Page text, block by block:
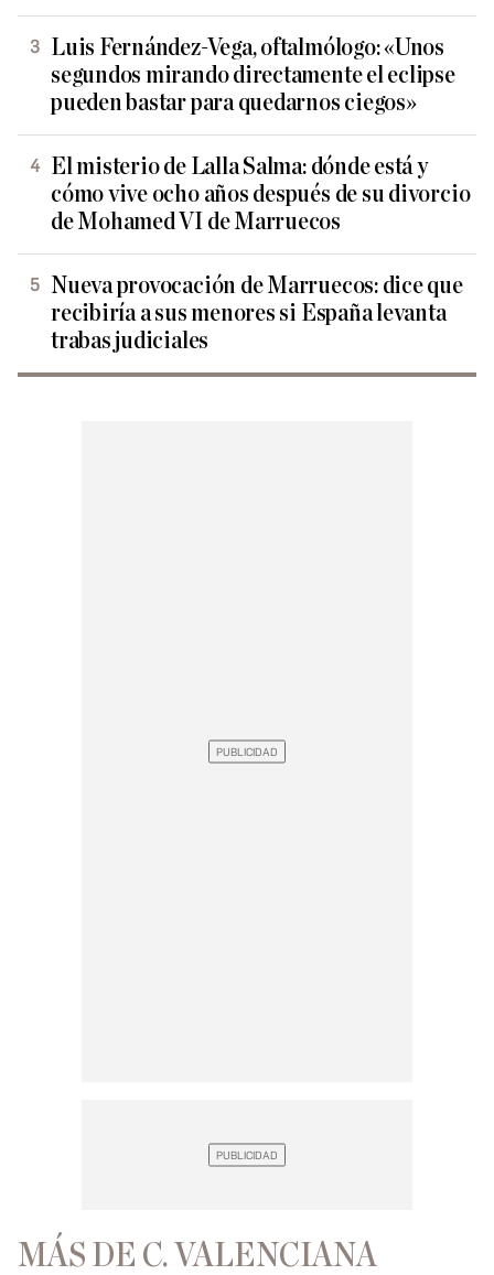
Luis Fernández-Vega, oftalmólogo: «Unos
segundos mirando directamente el eclipse
pueden bastar para quedarnos ciegos»
El misterio de Lalla Salma: dónde está y
cómo vive ocho años después de su divorcio
de Mohamed VI de Marruecos
Nueva provocación de Marruecos: dice que
recibiría a sus menores si España levanta
trabas judiciales
MÁS DE C. VALENCIANA